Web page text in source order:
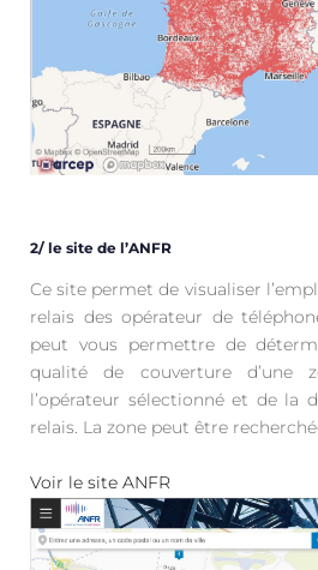
2/ le site de l’ANFR
Ce site permet de visualiser
relais des opérateur de
peut vous permettre de
qualité de couverture d’une
l’opérateur sélectionné et de la
relais. La zone peut être
Voir le site ANFR